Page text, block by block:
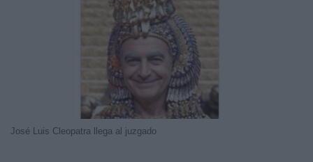
José Luis Cleopatra llega al juzgado